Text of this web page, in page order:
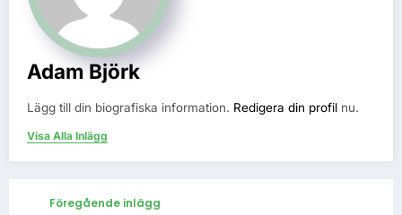
Adam Björk
Lägg till din biografiska information. Redigera din profil nu.
Visa Alla Inlägg
Föregående inlägg